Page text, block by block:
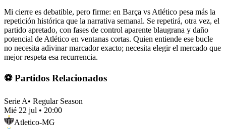
Mi cierre es debatible, pero firme: en Barça vs Atlético pesa más la
repetición histórica que la narrativa semanal. Se repetirá, otra vez, el
partido apretado, con fases de control aparente blaugrana y daño
potencial de Atlético en ventanas cortas. Quien entiende ese bucle
no necesita adivinar marcador exacto; necesita elegir el mercado que
mejor respeta esa recurrencia.
⚽ Partidos Relacionados
Serie A• Regular Season
Mié 22 jul • 20:00
Atletico-MG